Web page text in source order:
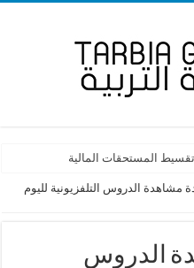
المستحقات المالية
مشاهدة الدروس التلفزيونية لليوم
الدروس